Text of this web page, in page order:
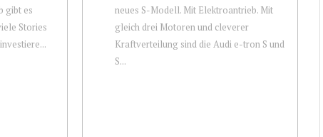
gibt es
Stories
neues S-Modell. Mit Elektroantrieb. Mit
gleich drei Motoren und cleverer
Kraftverteilung sind die Audi e-tron S und
S...